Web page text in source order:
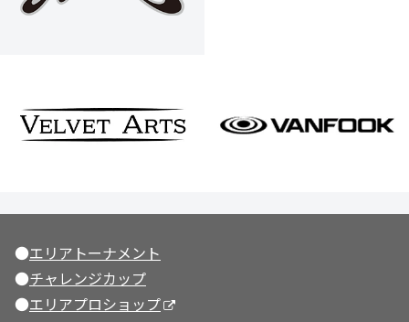
●エリアトーナメント
●チャレンジカップ
●エリアプロショップ